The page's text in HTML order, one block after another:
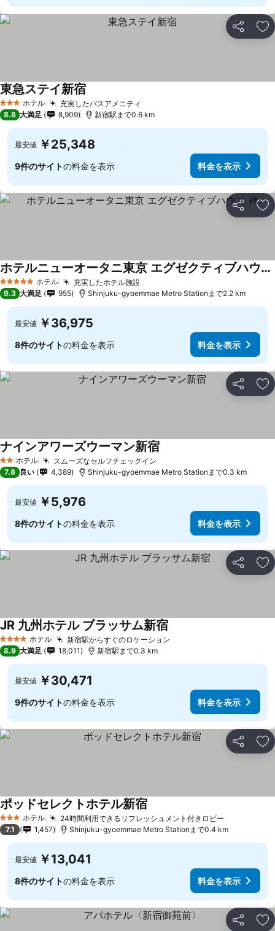
シェア お
3 ホテルのランク
ホテル 充実したバスアメニティ
東急ステイ新宿
8.8 大満足 8,909 新宿駅まで0.6 km
最安値 ￥25,348
9件のサイトの料金を表示 料金を表示
シェア お
5 ホテルのランク
ホテル 充実したホテル施設
ホテルニューオータニ東京 エグゼクティブハウス 禅
9.3 大満足 955 Shinjuku-gyoemmae Metro Stationまで2.2 km
最安値 ￥36,975
8件のサイトの料金を表示 料金を表示
シェア お
2 ホテルのランク
ホテル スムーズなセルフチェックイン
ナインアワーズウーマン新宿
7.8 良い 4,389 Shinjuku-gyoemmae Metro Stationまで0.3 km
最安値 ￥5,976
8件のサイトの料金を表示 料金を表示
シェア お
4 ホテルのランク
ホテル 新宿駅からすぐのロケーション
JR 九州ホテル ブラッサム新宿
8.9 大満足 18,011 新宿駅まで0.3 km
最安値 ￥30,471
9件のサイトの料金を表示 料金を表示
シェア お
3 ホテルのランク
ホテル 24時間利用できるリフレッシュメント付きロビー
ポッドセレクトホテル新宿
7.1 1,457 Shinjuku-gyoemmae Metro Stationまで0.4 km
最安値 ￥13,041
8件のサイトの料金を表示 料金を表示
シェア お